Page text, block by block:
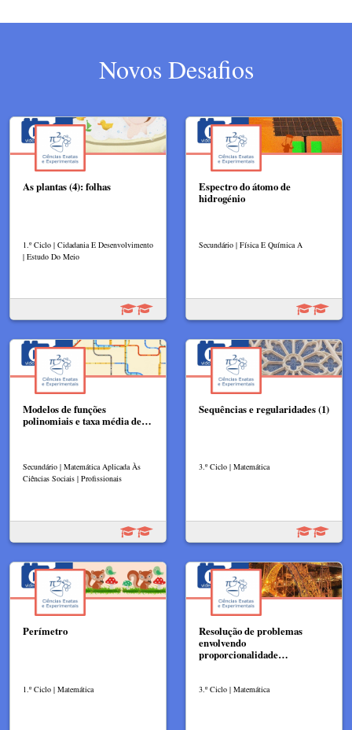
Novos Desafios
As plantas (4): folhas
1.º Ciclo | Cidadania E Desenvolvimento
| Estudo Do Meio
Espectro do átomo de
hidrogénio
Secundário | Física E Química A
Modelos de funções
polinomiais e taxa média de…
Secundário | Matemática Aplicada Às
Ciências Sociais | Profissionais
Sequências e regularidades (1)
3.º Ciclo | Matemática
Perímetro
1.º Ciclo | Matemática
Resolução de problemas
envolvendo
proporcionalidade…
3.º Ciclo | Matemática